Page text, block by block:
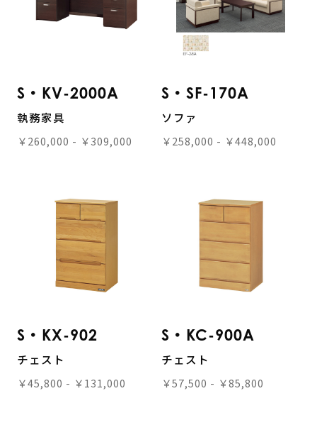
S・KV-2000A
執務家具
￥260,000 - ￥309,000
S・SF-170A
ソファ
￥258,000 - ￥448,000
S・KX-902
チェスト
￥45,800 - ￥131,000
S・KC-900A
チェスト
￥57,500 - ￥85,800